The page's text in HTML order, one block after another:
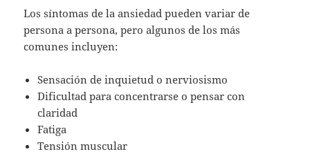
Los síntomas de la ansiedad pueden variar de
persona a persona, pero algunos de los más
comunes incluyen:
Sensación de inquietud o nerviosismo
Dificultad para concentrarse o pensar con
claridad
Fatiga
Tensión muscular